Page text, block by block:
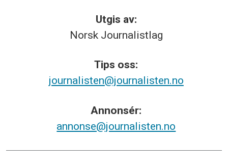
Utgis av:
Norsk Journalistlag
Tips oss:
journalisten@journalisten.no
Annonsér:
annonse@journalisten.no